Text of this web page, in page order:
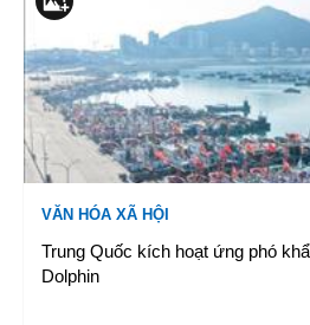
VĂN HÓA XÃ HỘI
Trung Quốc kích hoạt ứng phó
Dolphin